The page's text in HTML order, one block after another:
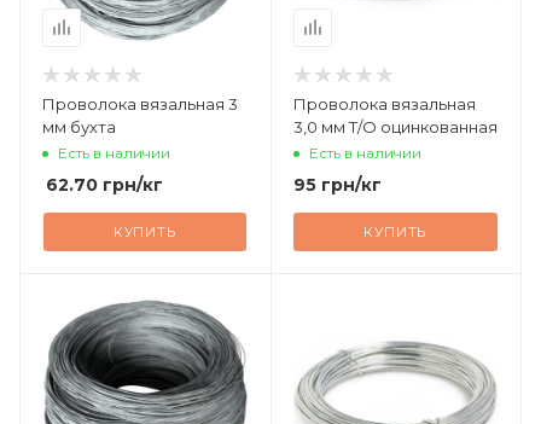
Проволока вязальная 3
мм бухта
Есть в наличии
62.70 грн/кг
КУПИТЬ
Проволока вязальная
3,0 мм Т/О оцинкованная
Есть в наличии
95грн/кг
КУПИТЬ